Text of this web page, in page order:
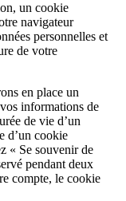
un cookie
navigateur
personnelles et
de votre
en place un
informations de
de vie d’un
d’un cookie
« Se souvenir de
pendant deux
compte, le cookie